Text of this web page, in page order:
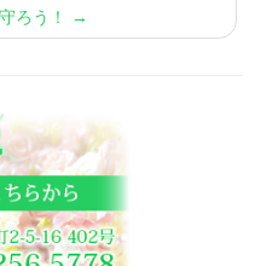
ろう！
→